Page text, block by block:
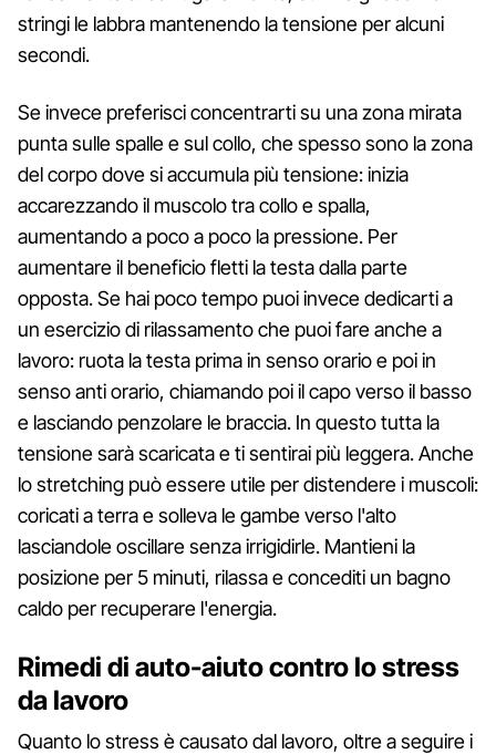
stringi le labbra mantenendo la tensione per alcuni
secondi.
Se invece preferisci concentrarti su una zona mirata
punta sulle spalle e sul collo, che spesso sono la zona
del corpo dove si accumula più tensione: inizia
accarezzando il muscolo tra collo e spalla,
aumentando a poco a poco la pressione. Per
aumentare il beneficio fletti la testa dalla parte
opposta. Se hai poco tempo puoi invece dedicarti a
un esercizio di rilassamento che puoi fare anche a
lavoro: ruota la testa prima in senso orario e poi in
senso anti orario, chiamando poi il capo verso il basso
e lasciando penzolare le braccia. In questo tutta la
tensione sarà scaricata e ti sentirai più leggera. Anche
lo stretching può essere utile per distendere i muscoli:
coricati a terra e solleva le gambe verso l'alto
lasciandole oscillare senza irrigidirle. Mantieni la
posizione per 5 minuti, rilassa e concediti un bagno
caldo per recuperare l'energia.
Rimedi di auto-aiuto contro lo stress
da lavoro
Quanto lo stress è causato dal lavoro, oltre a seguire i